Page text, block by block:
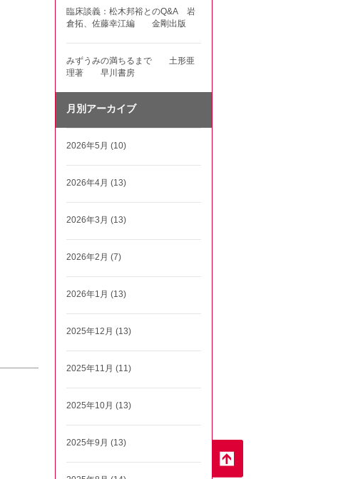
臨床談義：松木邦裕とのQ&A 岩
倉拓、佐藤幸江編 金剛出版
みずうみの満ちるまで 土形亜
理著 早川書房
月別アーカイブ
2026年5月 (10)
2026年4月 (13)
2026年3月 (13)
2026年2月 (7)
2026年1月 (13)
2025年12月 (13)
2025年11月 (11)
2025年10月 (13)
2025年9月 (13)